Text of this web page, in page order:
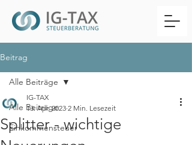
Beitrag
Alle Beiträge
Einkommensteuer
Alle Beiträge
Splitter - wichtige
IG-TAX
13. Apr. 2023 2 Min. Lesezeit